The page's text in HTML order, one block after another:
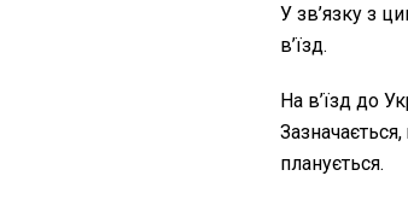
У зв’язку з
в’їзд.
На в’їзд до
планується.